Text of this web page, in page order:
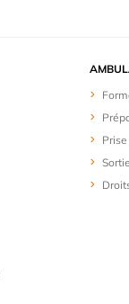
Sortie